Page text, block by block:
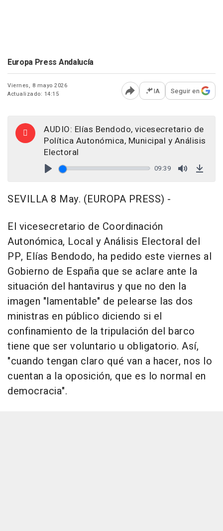
Europa Press Andalucía
Viernes, 8 mayo 2026
Actualizado: 14:15
Abrir opciones para
IA Seguir en
AUDIO: Elías Bendodo, vicesecretario de
Política Autonómica, Municipal y Análisis
Electoral
09:39
SEVILLA 8 May. (EUROPA PRESS) -
El vicesecretario de Coordinación
Autonómica, Local y Análisis Electoral del
PP, Elías Bendodo, ha pedido este viernes al
Gobierno de España que se aclare ante la
situación del hantavirus y que no den la
imagen "lamentable" de pelearse las dos
ministras en público diciendo si el
confinamiento de la tripulación del barco
tiene que ser voluntario u obligatorio. Así,
"cuando tengan claro qué van a hacer, nos lo
cuentan a la oposición, que es lo normal en
democracia".